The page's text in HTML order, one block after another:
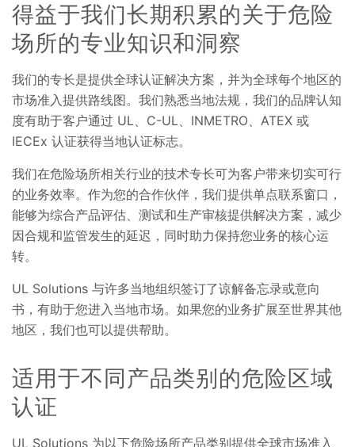
得益于我们长期积累的关于危险
场所的专业知识和洞察
我们的专长是提供全球认证解决方案，并为全球每个地区的
市场准入提供路线图。我们熟悉当地法规，我们的品牌认知
度有助于客户通过 UL、C-UL、INMETRO、ATEX 或
IECEx 认证获得当地认证标志。
我们在危险场所相关行业的技术专长可为客户带来切实可行
的业务效率。作为您的合作伙伴，我们提供单点联系窗口，
能够为综合产品评估、测试和生产审核提供解决方案，减少
因合规和监管发生的延迟，同时助力保持您业务的核心运
转。
UL Solutions 与许多当地组织签订了谅解备忘录或意向
书，有助于您进入当地市场。如果您的业务扩展至世界其他
地区，我们也可以提供帮助。
适用于不同产品类别的危险区域
认证
UL Solutions 为以下危险场所产品类别提供全球市场准入